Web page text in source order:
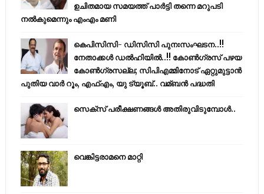
ഉചിതമായ സമയത്ത് പാര്‍ട്ടി തന്നെ മറുപടി
നല്‍കുമെന്നും എംഎം മണി
കെപിസിസി- ഡിസിസി പുനഃസംഘടന..!!
നേതാക്കൾ ഡൽഹിയിൽ..!! കോണ്‍ഗ്രസ് പഴയ
കോണ്‍ഗ്രസല്ല; സിപിഎമ്മിനോട് ഏറ്റുമുട്ടാന്‍
പുതിയ വാര്‍ റൂം, എഫ്‌എം, യു ട്യൂബ്.. വമ്ബന്‍ പദ്ധതി
സെക്സ് പരീക്ഷണങ്ങൾ അതിരുവിടുമ്പോൾ..
വെങ്കിട്ടരാമനെ മാറ്റി